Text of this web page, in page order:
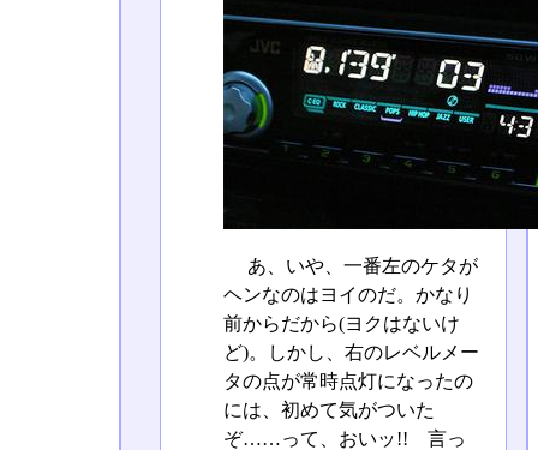
あ、いや、一番左のケタが
ヘンなのはヨイのだ。かなり
前からだから(ヨクはないけ
ど)。しかし、右のレベルメー
タの点が常時点灯になったの
には、初めて気がついた
ぞ……って、おいッ!! 言っ